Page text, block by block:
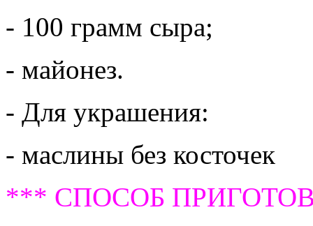
- 100 грамм сыра;
- майонез.
- Для украшения:
- маслины без косточек
*** СПОСОБ